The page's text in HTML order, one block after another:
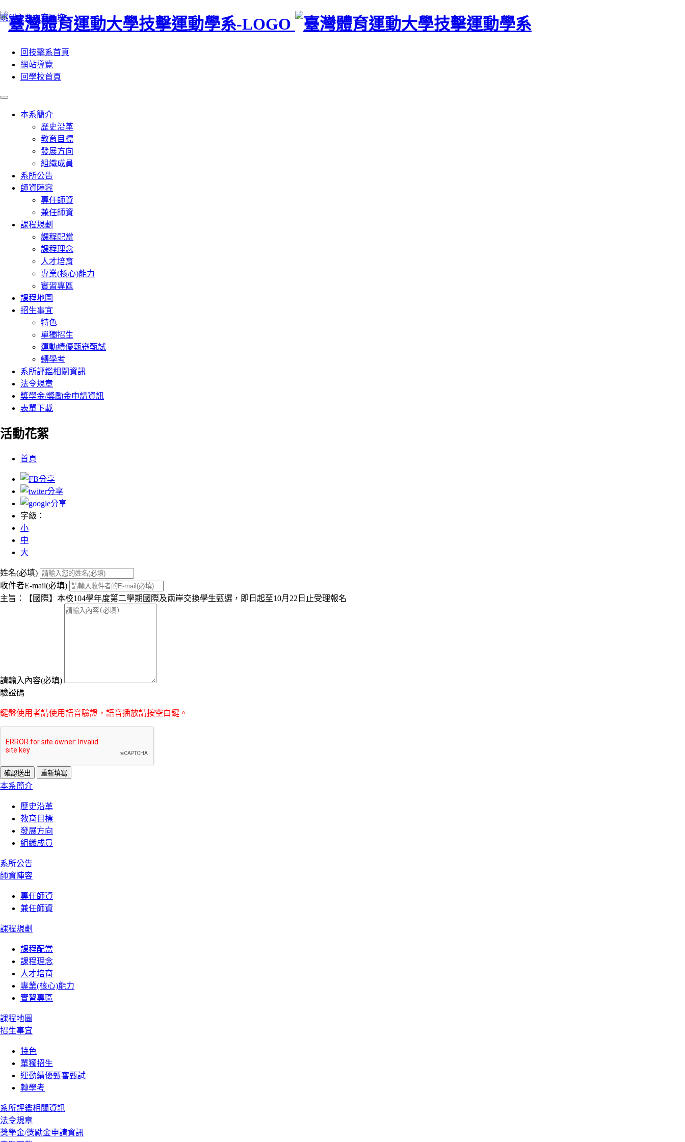
跳到主要內容區塊
:::
回技擊系首頁
網站導覽
回學校首頁
本系簡介
歷史沿革
教育目標
發展方向
組織成員
系所公告
師資陣容
專任師資
兼任師資
課程規劃
課程配當
課程理念
人才培育
專業(核心)能力
實習專區
課程地圖
招生事宜
特色
單獨招生
運動績優甄審甄試
轉學考
系所評鑑相關資訊
法令規章
獎學金/獎勵金申請資訊
表單下載
活動花絮
首頁
字級：
小
中
大
姓名(必填)
收件者E-mail(必填)
主旨：【國際】本校104學年度第二學期國際及兩岸交換學生甄選，即日起至10月22日止受理報名
請輸入內容(必填)
驗證碼
鍵盤使用者請使用語音驗證，語音播放請按空白鍵。
:::
本系簡介
歷史沿革
教育目標
發展方向
組織成員
系所公告
師資陣容
專任師資
兼任師資
課程規劃
課程配當
課程理念
人才培育
專業(核心)能力
實習專區
課程地圖
招生事宜
特色
單獨招生
運動績優甄審甄試
轉學考
系所評鑑相關資訊
法令規章
獎學金/獎勵金申請資訊